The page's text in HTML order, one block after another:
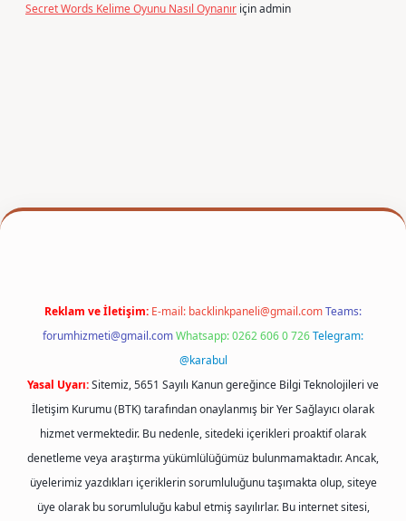
Secret Words Kelime Oyunu Nasıl Oynanır içinadmin
Reklam ve İletişim: E-mail: backlinkpaneli@gmail.comTeams:
forumhizmeti@gmail.comWhatsapp: 0262 606 0 726Telegram:
@karabul
Yasal Uyarı:Sitemiz, 5651 Sayılı Kanun gereğince Bilgi Teknolojileri ve
İletişim Kurumu (BTK) tarafından onaylanmış bir Yer Sağlayıcı olarak
hizmet vermektedir. Bu nedenle, sitedeki içerikleri proaktif olarak
denetleme veya araştırma yükümlülüğümüz bulunmamaktadır. Ancak,
üyelerimiz yazdıkları içeriklerin sorumluluğunu taşımakta olup, siteye
üye olarak bu sorumluluğu kabul etmiş sayılırlar. Bu internet sitesi,